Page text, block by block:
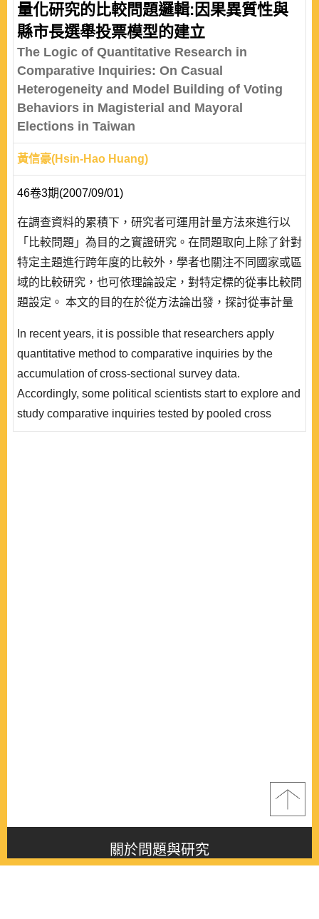
量化研究的比較問題邏輯:因果異質性與
縣市長選舉投票模型的建立
The Logic of Quantitative Research in
Comparative Inquiries: On Casual
Heterogeneity and Model Building of Voting
Behaviors in Magisterial and Mayoral
Elections in Taiwan
黃信豪(Hsin-Hao Huang)
46卷3期(2007/09/01)
在調查資料的累積下，研究者可運用計量方法來進行以
「比較問題」為目的之實證研究。在問題取向上除了針對
特定主題進行跨年度的比較外，學者也關注不同國家或區
域的比較研究，也可依理論設定，對特定標的從事比較問
題設定。 本文的目的在於從方法論出發，探討從事計量
究的問題本質，並提出比較單元與分析單位異同時的不同
研究架構;接著進一步討論在比較的架構下，如何運用適
當計量模型設定方式，方能對於比較問題提出直..
In recent years, it is possible that researchers apply
quantitative method to comparative inquiries by the
accumulation of cross-sectional survey data.
Accordingly, some political scientists start to explore and
study comparative inquiries tested by pooled cross
sectional data, sorted by the units such as time,
關於問題與研究
About this journal